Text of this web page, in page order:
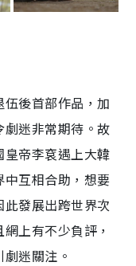
伍後首部作品 ，加
劇迷非常期待。故
皇帝李袞遇上大韓
中互相合助，想要
此發展出跨世界次
網上有不少負評，
迷關注。